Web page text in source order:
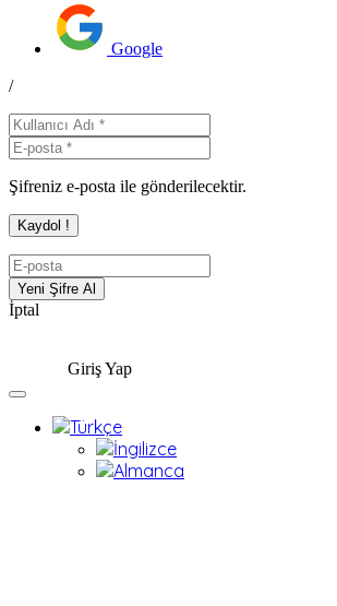
Google
/
Şifreniz e-posta ile gönderilecektir.
İptal
Giriş Yap